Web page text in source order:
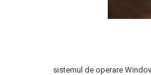
sistemul de operare